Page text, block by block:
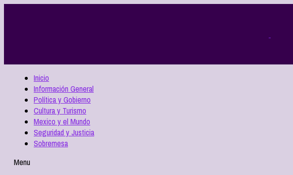
Inicio
Información General
Política y Gobierno
Cultura y Turismo
Mexico y el Mundo
Seguridad y Justicia
Sobremesa
Menu